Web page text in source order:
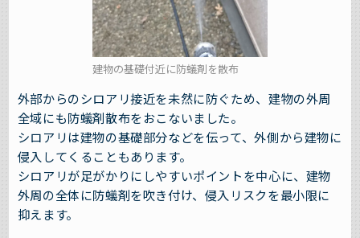
建物の基礎付近に防蟻剤を散布
外部からのシロアリ接近を未然に防ぐため、建物の外周
全域にも防蟻剤散布をおこないました。
シロアリは建物の基礎部分などを伝って、外側から建物に
侵入してくることもあります。
シロアリが足がかりにしやすいポイントを中心に、建物
外周の全体に防蟻剤を吹き付け、侵入リスクを最小限に
抑えます。